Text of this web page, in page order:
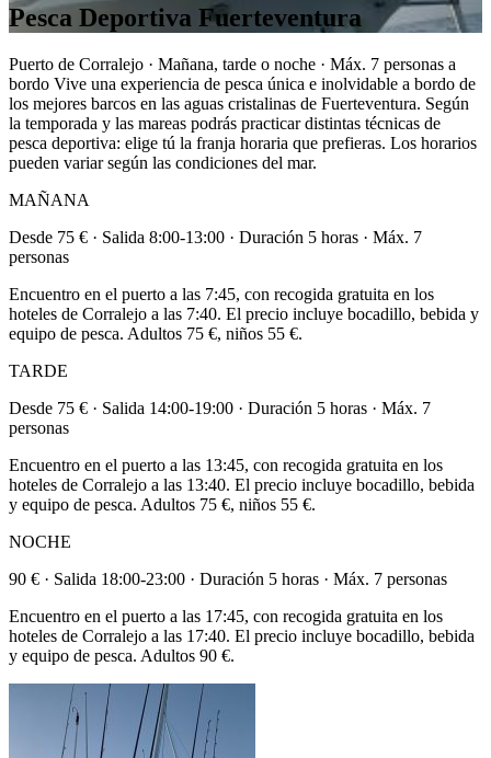
Pesca Deportiva Fuerteventura
Puerto de Corralejo · Mañana, tarde o noche · Máx. 7 personas a
bordo Vive una experiencia de pesca única e inolvidable a bordo de
los mejores barcos en las aguas cristalinas de Fuerteventura. Según
la temporada y las mareas podrás practicar distintas técnicas de
pesca deportiva: elige tú la franja horaria que prefieras. Los horarios
pueden variar según las condiciones del mar.
MAÑANA
Desde 75 € · Salida 8:00-13:00 · Duración 5 horas · Máx. 7
personas
Encuentro en el puerto a las 7:45, con recogida gratuita en los
hoteles de Corralejo a las 7:40. El precio incluye bocadillo, bebida y
equipo de pesca. Adultos 75 €, niños 55 €.
TARDE
Desde 75 € · Salida 14:00-19:00 · Duración 5 horas · Máx. 7
personas
Encuentro en el puerto a las 13:45, con recogida gratuita en los
hoteles de Corralejo a las 13:40. El precio incluye bocadillo, bebida
y equipo de pesca. Adultos 75 €, niños 55 €.
NOCHE
90 € · Salida 18:00-23:00 · Duración 5 horas · Máx. 7 personas
Encuentro en el puerto a las 17:45, con recogida gratuita en los
hoteles de Corralejo a las 17:40. El precio incluye bocadillo, bebida
y equipo de pesca. Adultos 90 €.